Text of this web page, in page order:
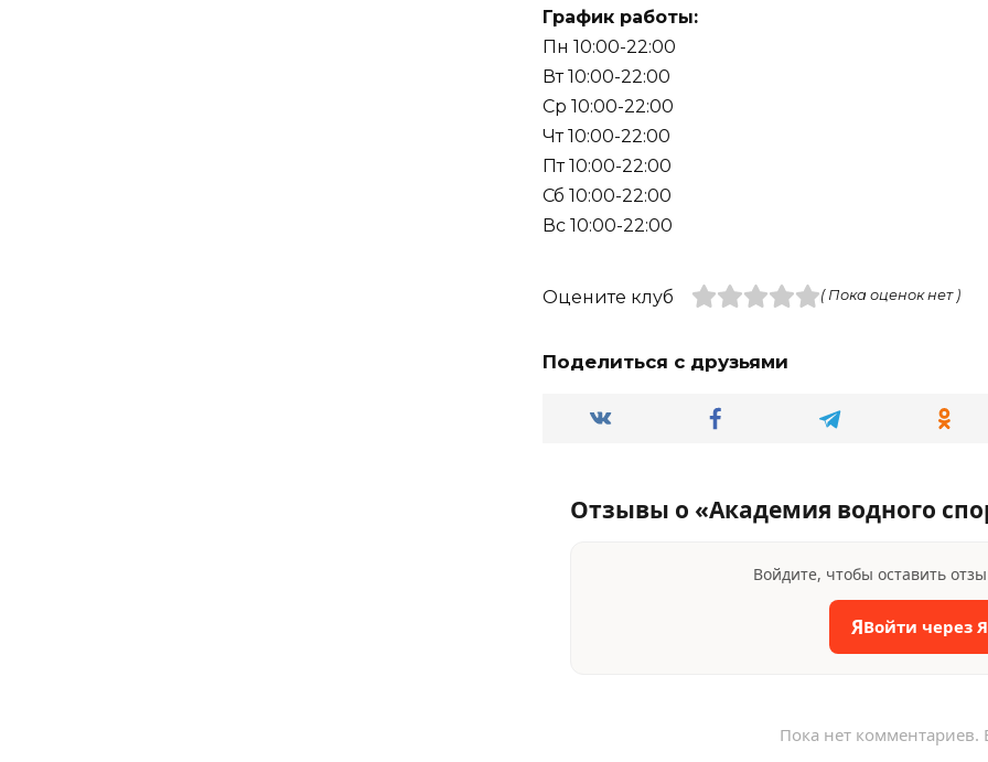
График работы:
Пн 10:00-22:00
Вт 10:00-22:00
Ср 10:00-22:00
Чт 10:00-22:00
Пт 10:00-22:00
Сб 10:00-22:00
Вс 10:00-22:00
Оцените клуб ( Пока оценок нет )
Поделиться с друзьями
Отзывы о «Академия водного
Войдите, чтобы оставить
ЯВойти через
Пока нет комментариев.